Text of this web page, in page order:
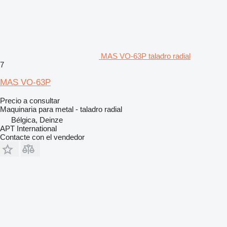
MAS VO-63P taladro radial
7
MAS VO-63P
Precio a consultar
Maquinaria para metal - taladro radial
Bélgica, Deinze
APT International
Contacte con el vendedor